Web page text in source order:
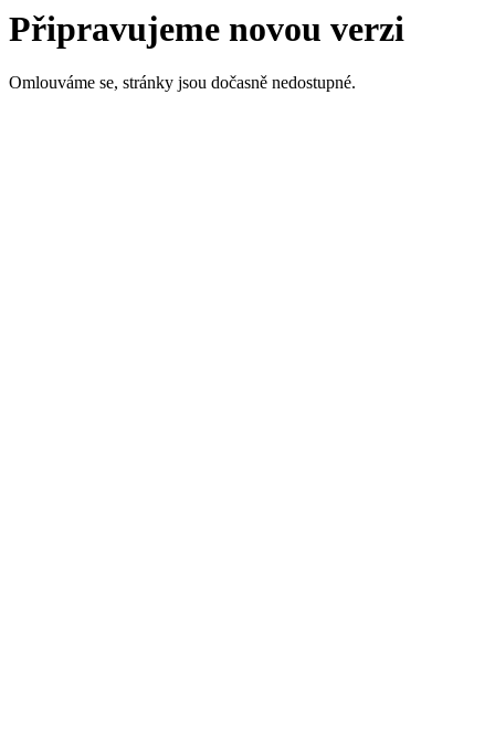
Připravujeme novou verzi
Omlouváme se, stránky jsou dočasně nedostupné.